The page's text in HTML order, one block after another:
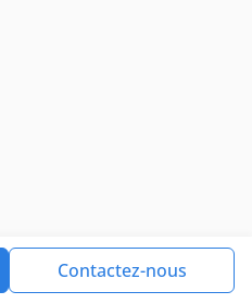
Contactez-nous